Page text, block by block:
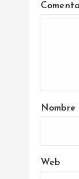
Nombre
Web